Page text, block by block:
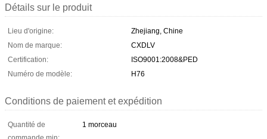
Détails sur le produit
Lieu d'origine:
Zhejiang, Chine
Nom de marque:
CXDLV
Certification:
ISO9001:2008&PED
Numéro de modèle:
H76
Conditions de paiement et expédition
Quantité de
1 morceau